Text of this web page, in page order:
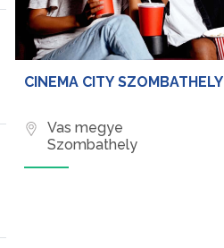
CINEMA CITY SZOMBATHELY
Vas megye
Szombathely